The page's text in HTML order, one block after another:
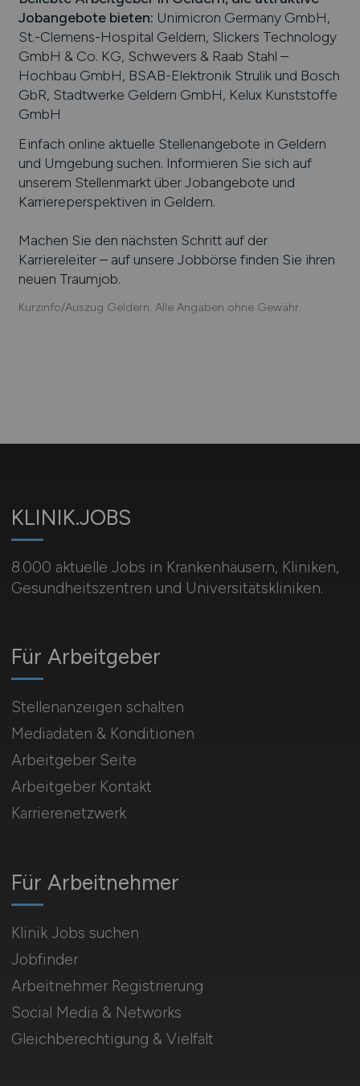
Jobangebote bieten: Unimicron Germany GmbH,
St.-Clemens-Hospital Geldern, Slickers Technology
GmbH & Co. KG, Schwevers & Raab Stahl –
Hochbau GmbH, BSAB-Elektronik Strulik und Bosch
GbR, Stadtwerke Geldern GmbH, Kelux Kunststoffe
GmbH
Einfach online aktuelle Stellenangebote in Geldern
und Umgebung suchen. Informieren Sie sich auf
unserem Stellenmarkt über Jobangebote und
Karriereperspektiven in Geldern.
Machen Sie den nächsten Schritt auf der
Karriereleiter – auf unsere Jobbörse finden Sie ihren
neuen Traumjob.
Kurzinfo/Auszug Geldern. Alle Angaben ohne Gewähr.
KLINIK.JOBS
8.000 aktuelle Jobs in Krankenhäusern, Kliniken,
Gesundheitszentren und Universitätskliniken.
Für Arbeitnehmer
Klinik Jobs suchen
Jobfinder
Arbeitnehmer Registrierung
Social Media & Networks
Gleichberechtigung & Vielfalt
Für Arbeitgeber
Stellenanzeigen schalten
Mediadaten & Konditionen
Arbeitgeber Seite
Arbeitgeber Kontakt
Karrierenetzwerk